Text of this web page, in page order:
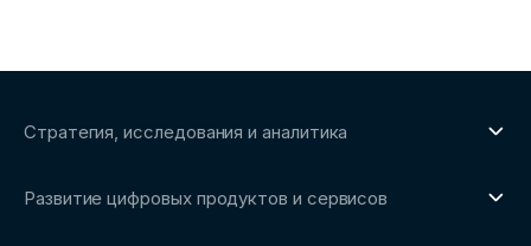
Стратегия, исследования и аналитика
Обзоры рынка и аналитические исследования
Развитие цифровых продуктов и сервисов